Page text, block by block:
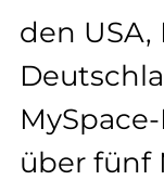
den
über fünf